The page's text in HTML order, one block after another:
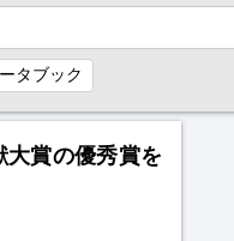
タブック
大賞の優秀賞を